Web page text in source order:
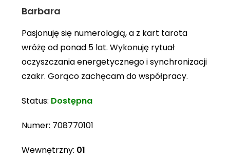
Barbara
Pasjonuję się numerologią, a z kart tarota
wróżę od ponad 5 lat. Wykonuję rytuał
oczyszczania energetycznego i synchronizacji
czakr. Gorąco zachęcam do współpracy.
Status: Dostępna
Numer: 708770101
Wewnętrzny: 01